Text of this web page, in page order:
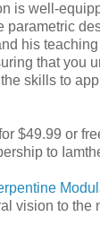
is well-
parametric
his
that you
skills to
$49.99 or
to
vision to the